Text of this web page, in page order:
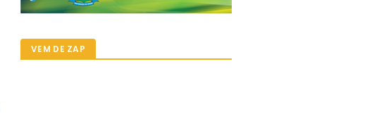
VEM DE ZAP